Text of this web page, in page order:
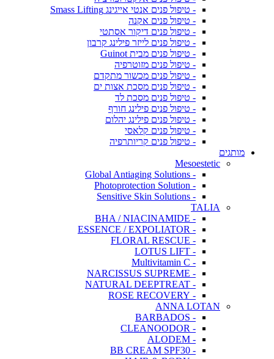
- טיפול פנים אנטי אייגינג Smass Lifting
- טיפול פנים אקנה
- טיפול פנים דיקור אסתטי
- טיפול פנים לייזר פילינג קרבון
- טיפול פנים מבית Guinot
- טיפול פנים מזוטרפיה
- טיפול פנים מכשור מתקדם
- טיפול פנים מסכת אצות ים
- טיפול פנים מסכת לד
- טיפול פנים פילינג חורף
- טיפול פנים פילינג יהלום
- טיפול פנים קלאסי
- טיפול פנים קריותרפיה
מותגים
Mesoestetic
- Global Antiaging Solutions
- Photoprotection Solution
- Sensitive Skin Solutions
TALIA
- BHA / NIACINAMIDE
- ESSENCE / EXPOLIATOR
- FLORAL RESCUE
- LOTUS LIFT
- Multivitamin C
- NARCISSUS SUPREME
- NATURAL DEEPTREAT
- ROSE RECOVERY
ANNA LOTAN
- BARBADOS
- CLEANOODOR
- ALODEM
- BB CREAM SPF30